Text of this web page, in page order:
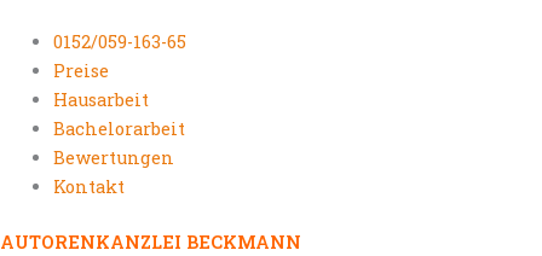
0152/059-163-65
Preise
Hausarbeit
Bachelorarbeit
Bewertungen
Kontakt
AUTORENKANZLEI BECKMANN